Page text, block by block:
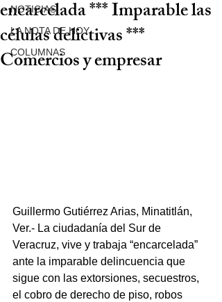
NOTICIAS
LA NOTA DE HOY
COLUMNAS
encarcelada *** Imparable las
células delictivas ***
Comercios y empresar
Guillermo Gutiérrez Arias, Minatitlán,
Ver.- La ciudadanía del Sur de
Veracruz, vive y trabaja “encarcelada”
ante la imparable delincuencia que
sigue con las extorsiones, secuestros,
el cobro de derecho de piso, robos